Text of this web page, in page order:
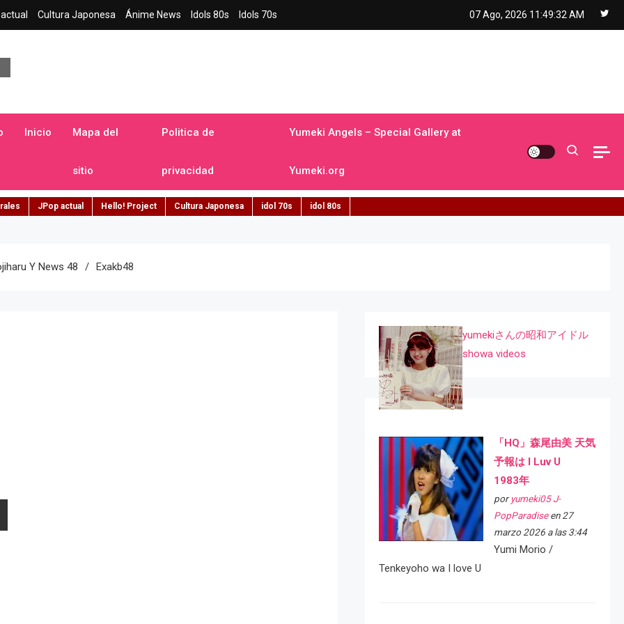
Cultura Japonesa Ánime News Idols 80s Idols 70s 07 Ago, 2026 11:49:33 AM
Inicio Mapa del
sitio
Politica de
privacidad
Yumeki Angels – Special Gallery at
Yumeki.org
JPop actual Hello! Project Cultura Japonesa idol 70s idol 80s
Y News 48 Exakb48
yumekiさんの昭和アイドル
showa videos
「HQ」森尾由美 天気
予報は I Luv U
1983年
por yumeki05 J-
PopParadiseen 27
marzo 2026 a las 3:44
Yumi Morio /
Tenkeyoho wa I love U